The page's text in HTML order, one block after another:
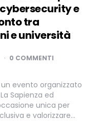
e
tra
e università
0 COMMENTI
un evento organizzato
Sapienza ed
unica per
e valorizzare…